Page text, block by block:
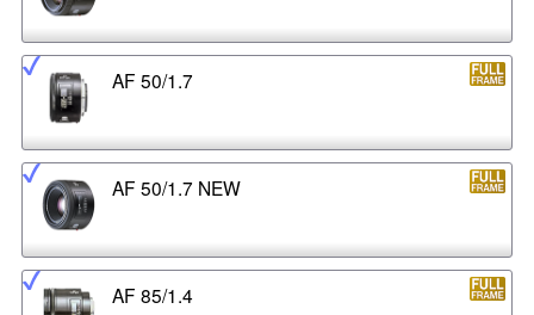
AF 50/1.7
AF 50/1.7 NEW
AF 85/1.4